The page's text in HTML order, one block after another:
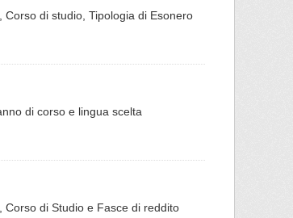
di studio, Tipologia di Esonero
di corso e lingua scelta
di Studio e Fasce di reddito